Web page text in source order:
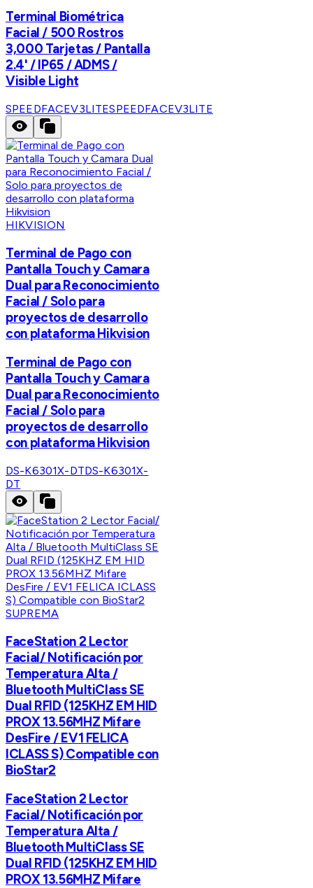
Terminal Biométrica
Facial / 500 Rostros
3,000 Tarjetas / Pantalla
2.4' / IP65 / ADMS /
Visible Light
SPEEDFACEV3LITESPEEDFACEV3LITE
HIKVISION
Terminal de Pago con
Pantalla Touch y Camara
Dual para Reconocimiento
Facial / Solo para
proyectos de desarrollo
con plataforma Hikvision
Terminal de Pago con
Pantalla Touch y Camara
Dual para Reconocimiento
Facial / Solo para
proyectos de desarrollo
con plataforma Hikvision
DS-K6301X-DTDS-K6301X-
DT
SUPREMA
FaceStation 2 Lector
Facial/ Notificación por
Temperatura Alta /
Bluetooth MultiClass SE
Dual RFID (125KHZ EM HID
PROX 13.56MHZ Mifare
DesFire / EV1 FELICA
ICLASS S) Compatible con
BioStar2
FaceStation 2 Lector
Facial/ Notificación por
Temperatura Alta /
Bluetooth MultiClass SE
Dual RFID (125KHZ EM HID
PROX 13.56MHZ Mifare